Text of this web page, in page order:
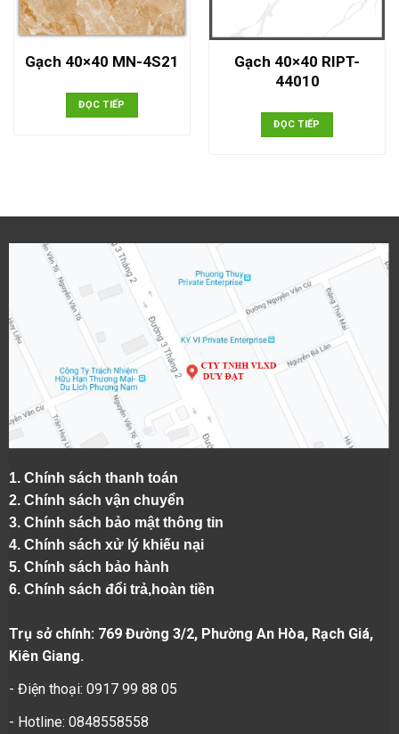
Gạch 40×40 MN-4S21
ĐỌC TIẾP
Gạch 40×40 RIPT-
44010
ĐỌC TIẾP
1. Chính sách thanh toán
2. Chính sách vận chuyển
3. Chính sách bảo mật thông tin
4. Chính sách xử lý khiếu nại
5. Chính sách bảo hành
6. Chính sách đổi trả,hoàn tiền
Trụ sở chính: 769 Đường 3/2, Phường An Hòa, Rạch Giá,
Kiên Giang.
- Điện thoại: 0917 99 88 05
- Hotline: 0848558558